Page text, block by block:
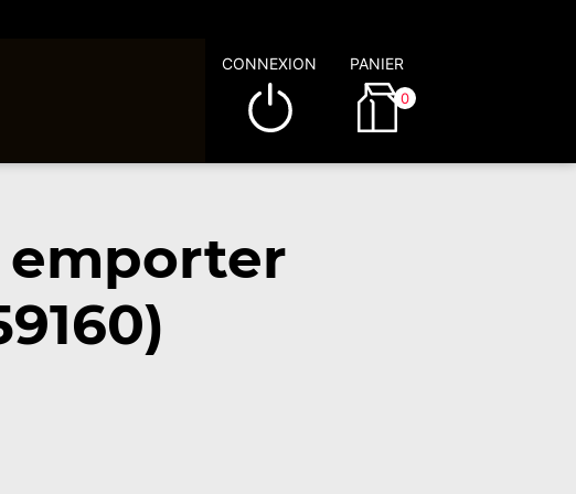
CONNEXION PANIER
0
emporter